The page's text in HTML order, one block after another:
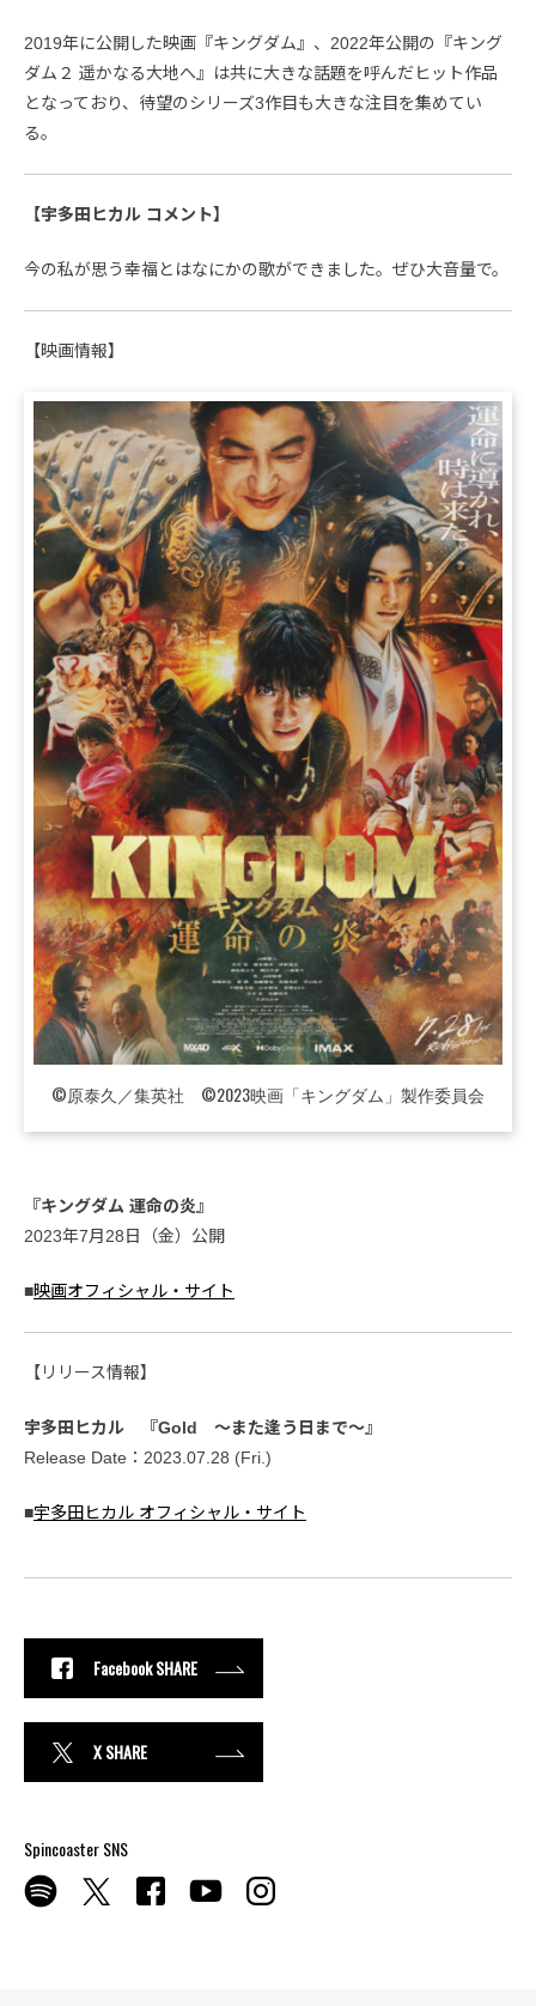
2019年に公開した映画『キングダム』、2022年公開の『キング
ダム２ 遥かなる大地へ』は共に大きな話題を呼んだヒット作品
となっており、待望のシリーズ3作目も大きな注目を集めてい
る。
【宇多田ヒカル コメント】
今の私が思う幸福とはなにかの歌ができました。ぜひ大音量で。
【映画情報】
©原泰久／集英社 ©2023映画「キングダム」製作委員会
『キングダム 運命の炎』
2023年7月28日（金）公開
■映画オフィシャル・サイト
【リリース情報】
宇多田ヒカル 『Gold ～また逢う日まで～』
Release Date：2023.07.28 (Fri.)
■宇多田ヒカル オフィシャル・サイト
Facebook SHARE
X SHARE
Spincoaster SNS